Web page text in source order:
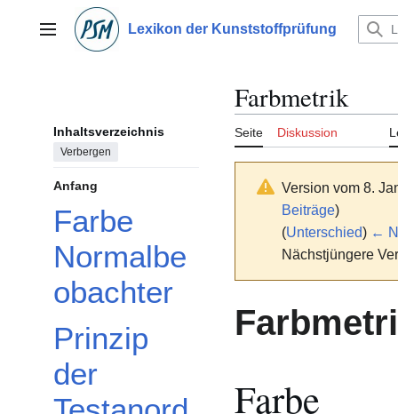
springenHauptmenü Lexikon der Kunststoffprüfung
Inhaltsverzeichnis
Verbergen
Anfang
Farbe
Normalbe
obachter
Prinzip
der
Farbmetrik
Seite Diskussion
Version vom 8.
Beiträge)
(Unterschied) ←
Nächstjüngere
Farbe